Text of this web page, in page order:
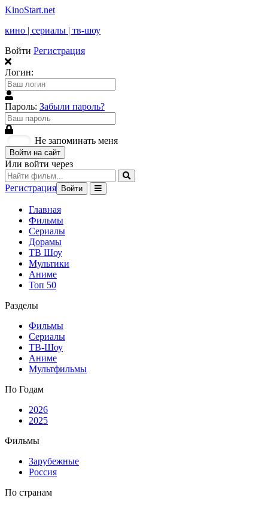
KinoStart.net
кино | сериалы | тв-шоу
Войти Регистрация
Логин:
Пароль: Забыли пароль?
Не запоминать меня
Войти на сайт
Или войти через
Регистрация Войти
Главная
Фильмы
Сериалы
Дорамы
ТВ Шоу
Мультики
Аниме
Топ 50
Разделы
Фильмы
Сериалы
ТВ-Шоу
Аниме
Мультфильмы
По Годам
2026
2025
Фильмы
Зарубежные
Россия
По странам